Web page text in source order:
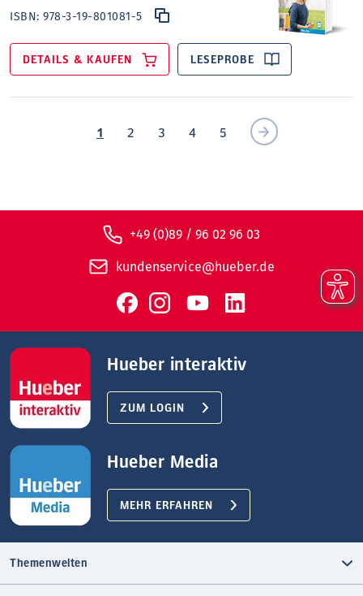
ISBN:978-3-19-801081-5
DETAILS & KAUFEN LESEPROBE
1 2 3 4 5
+49 (0)89 / 96 02 96 03
kundenservice@hueber.de
Hueber interaktiv
ZUM LOGIN
Hueber Media
MEHR ERFAHREN
Themenwelten